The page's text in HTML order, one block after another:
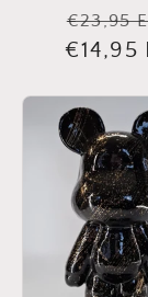
prijs
€23,95
€14,95